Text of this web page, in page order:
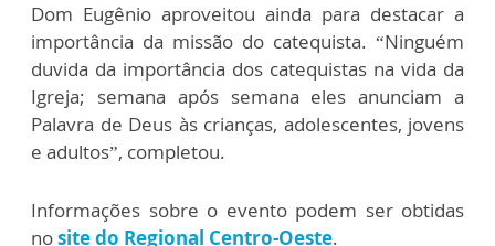
Dom Eugênio aproveitou ainda para destacar a
importância da missão do catequista. “Ninguém
duvida da importância dos catequistas na vida da
Igreja; semana após semana eles anunciam a
Palavra de Deus às crianças, adolescentes, jovens
e adultos”, completou.
Informações sobre o evento podem ser obtidas
nosite do Regional Centro-Oeste.